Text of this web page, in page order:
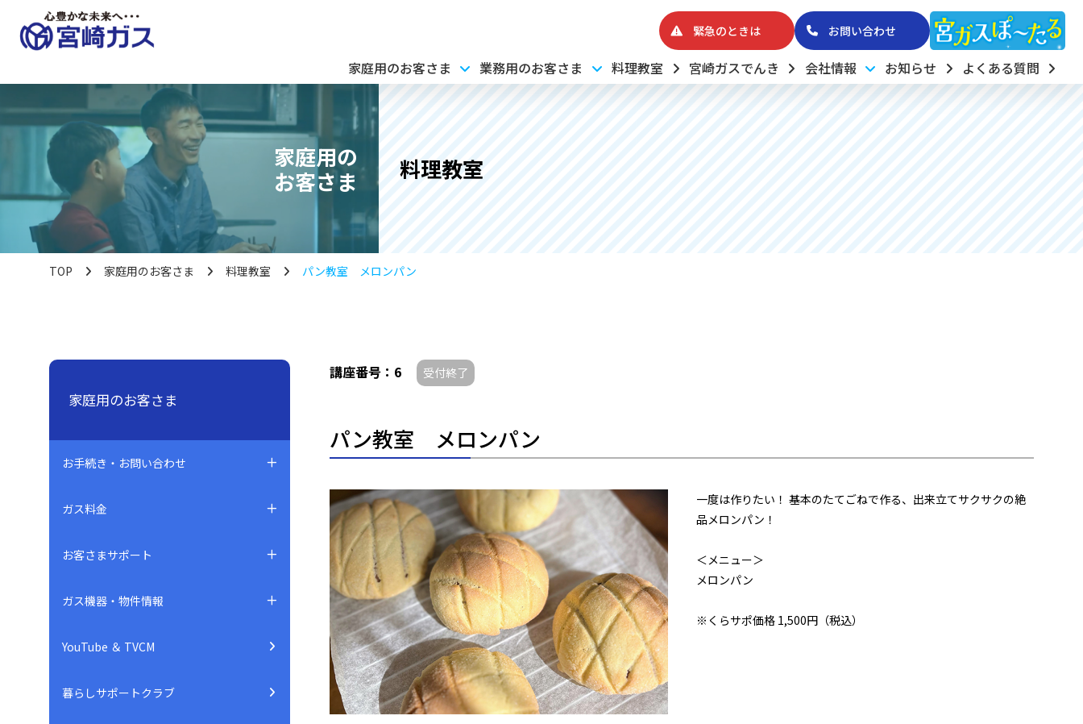
緊急のときは お問い合わせ
家庭用のお客さま 業務用のお客さま 料理教室 宮崎ガスでんき 会社情報 お知らせ よくある質問
家庭用の
お客さま
料理教室
TOP 家庭用のお客さま 料理教室 パン教室 メロンパン
家庭用のお客さま
お手続き・お問い合わせ
ガス料金
お客さまサポート
ガス機器・物件情報
YouTube ＆ TVCM
暮らしサポートクラブ
講座番号：6 受付終了
パン教室 メロンパン
一度は作りたい！ 基本のたてごねで作る、出来立てサクサクの絶
品メロンパン！
＜メニュー＞
メロンパン
※くらサポ価格 1,500円（税込）